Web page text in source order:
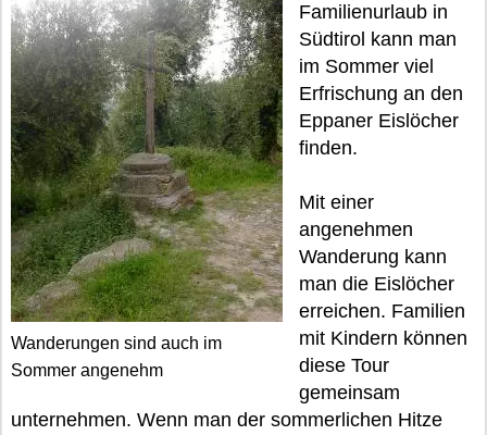
Wanderungen sind auch im
Sommer angenehm
Familienurlaub in
Südtirol kann man
im Sommer viel
Erfrischung an den
Eppaner Eislöcher
finden.
Mit einer
angenehmen
Wanderung kann
man die Eislöcher
erreichen. Familien
mit Kindern können
diese Tour
gemeinsam
unternehmen. Wenn man der sommerlichen Hitze